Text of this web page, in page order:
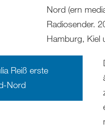
Nord (ern
Radiosender.
Hamburg, Kiel
Reiß erste
Nord